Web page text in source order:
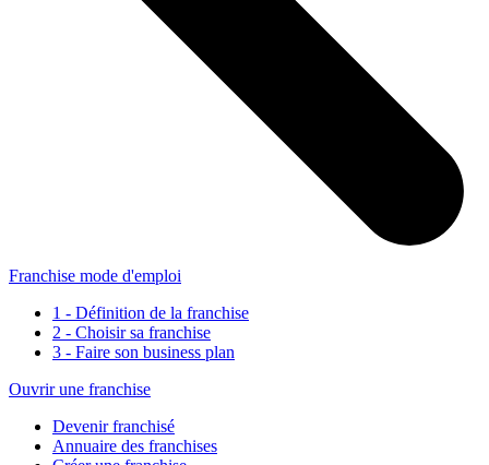
Franchise mode d'emploi
1 - Définition de la franchise
2 - Choisir sa franchise
3 - Faire son business plan
Ouvrir une franchise
Devenir franchisé
Annuaire des franchises